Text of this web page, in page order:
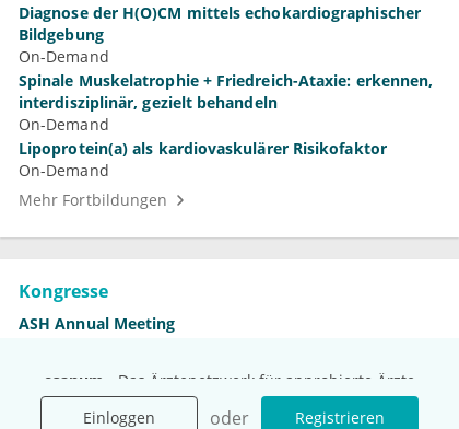
esanum
- Das Ärztenetzwerk für approbierte Ärzte
Einloggen
oder Jetzt registrieren
Einloggen oder Registrieren
Diagnose der H(O)CM mittels echokardiographischer
Bildgebung
On-Demand
Spinale Muskelatrophie + Friedreich-Ataxie: erkennen,
interdisziplinär, gezielt behandeln
On-Demand
Lipoprotein(a) als kardiovaskulärer Risikofaktor
On-Demand
Mehr Fortbildungen
Kongresse
ASH Annual Meeting
Jahrestagung der DGHO